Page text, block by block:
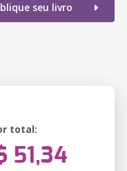
seu livro
total:
51,34